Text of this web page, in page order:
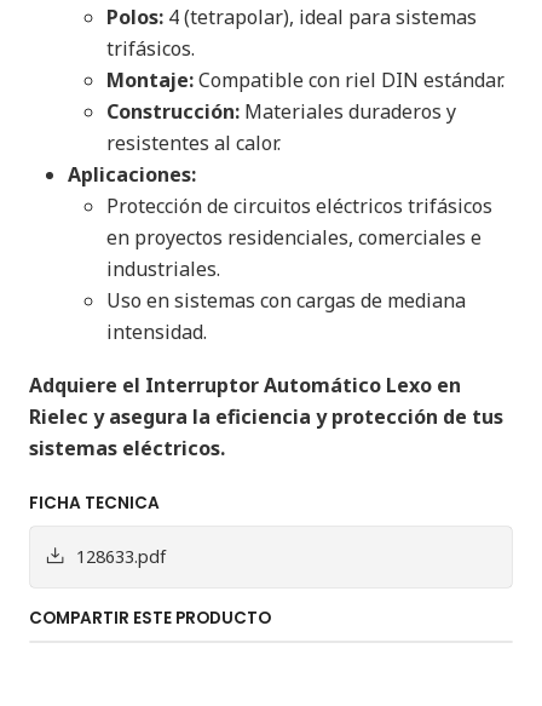
Polos: 4 (tetrapolar), ideal para sistemas
trifásicos.
Montaje:Compatible con riel DIN estándar.
Construcción: Materiales duraderos y
resistentes al calor.
Aplicaciones:
Protección de circuitos eléctricos trifásicos
en proyectos residenciales, comerciales e
industriales.
Uso en sistemas con cargas de mediana
intensidad.
Adquiere el Interruptor Automático Lexo en
Rielec y asegura la eficiencia y protección de tus
sistemas eléctricos.
FICHA TECNICA
128633.pdf
COMPARTIR ESTE PRODUCTO